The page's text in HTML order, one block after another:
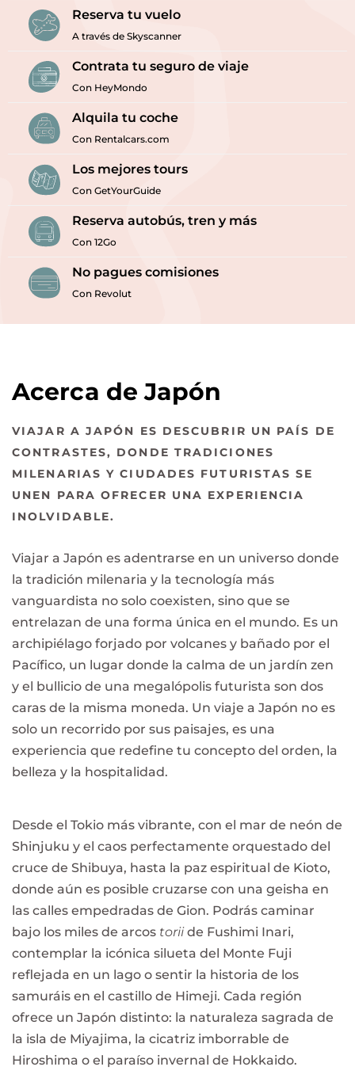
Reserva tu vuelo
A través de Skyscanner
Contrata tu seguro de viaje
Con HeyMondo
Alquila tu coche
Con Rentalcars.com
Los mejores tours
Con GetYourGuide
Reserva autobús, tren y más
Con 12Go
No pagues comisiones
Con Revolut
Acerca de Japón
VIAJAR A JAPÓN ES DESCUBRIR UN PAÍS DE
CONTRASTES, DONDE TRADICIONES
MILENARIAS Y CIUDADES FUTURISTAS SE
UNEN PARA OFRECER UNA EXPERIENCIA
INOLVIDABLE.
Viajar a Japón es adentrarse en un universo donde
la tradición milenaria y la tecnología más
vanguardista no solo coexisten, sino que se
entrelazan de una forma única en el mundo. Es un
archipiélago forjado por volcanes y bañado por el
Pacífico, un lugar donde la calma de un jardín zen
y el bullicio de una megalópolis futurista son dos
caras de la misma moneda. Un viaje a Japón no es
solo un recorrido por sus paisajes, es una
experiencia que redefine tu concepto del orden, la
belleza y la hospitalidad.
Desde el Tokio más vibrante, con el mar de neón de
Shinjuku y el caos perfectamente orquestado del
cruce de Shibuya, hasta la paz espiritual de Kioto,
donde aún es posible cruzarse con una geisha en
las calles empedradas de Gion. Podrás caminar
bajo los miles de arcos toriide Fushimi Inari,
contemplar la icónica silueta del Monte Fuji
reflejada en un lago o sentir la historia de los
samuráis en el castillo de Himeji. Cada región
ofrece un Japón distinto: la naturaleza sagrada de
la isla de Miyajima, la cicatriz imborrable de
Hiroshima o el paraíso invernal de Hokkaido.